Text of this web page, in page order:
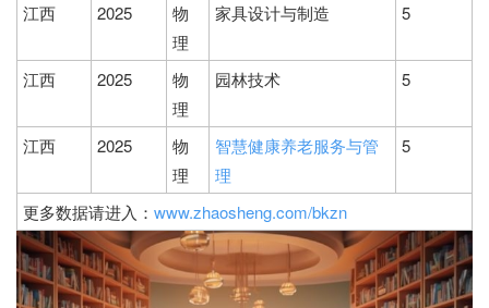
江西 2025
物
理
家具设计与制造 5
江西 2025
物
理
园林技术 5
江西 2025
物
理
智慧健康养老服务与管
理
5
更多数据请进入： www.zhaosheng.com/bkzn